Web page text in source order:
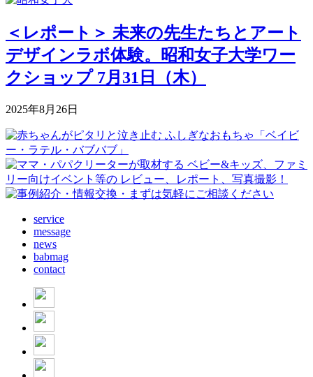
＜レポート＞ 未来の先生たちとアート
デザインラボ体験。昭和女子大学ワー
クショップ 7月31日（木）
2025年8月26日
service
message
news
babmag
contact